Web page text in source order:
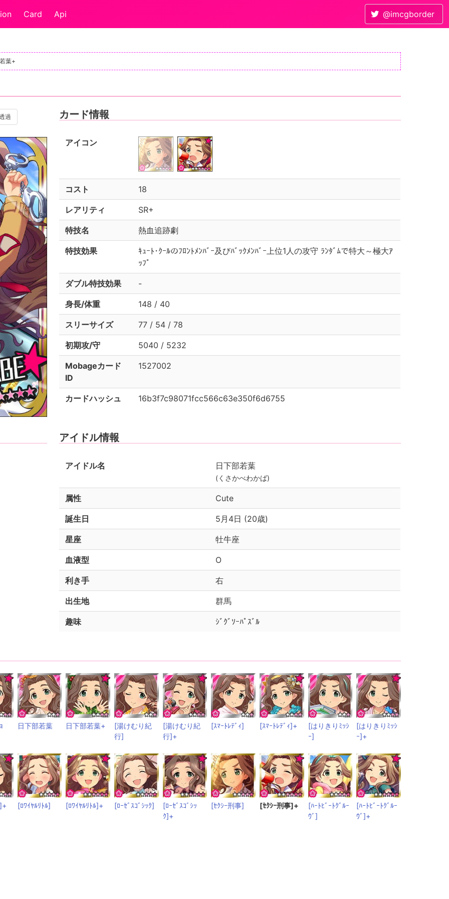
Card Api @imcgborder
葉+
過 カード情報
アイコン
コスト 18
レアリティ SR+
特技名 熱血追跡劇
特技効果
ｷｭｰﾄ･ｸｰﾙのﾌﾛﾝﾄﾒﾝﾊﾞｰ及びﾊﾞｯｸﾒﾝﾊﾞｰ上位1人の攻守 ﾗﾝﾀﾞﾑで特大～極大ｱ
ｯﾌﾟ
ダブル特技効果 -
身長/体重 148 / 40
スリーサイズ 77 / 54 / 78
初期攻/守 5040 / 5232
Mobageカード
ID
1527002
カードハッシュ 16b3f7c98071fcc566c63e350f6d6755
アイドル情報
アイドル名 日下部若葉
(くさかべわかば)
属性 Cute
誕生日 5月4日 (20歳)
星座 牡牛座
血液型 O
利き手 右
出生地 群馬
趣味 ｼﾞｸﾞｿｰﾊﾟｽﾞﾙ
日下部若葉 日下部若葉+
[湯けむり紀
行]
[湯けむり紀
行]+
[ｽﾏｰﾄﾚﾃﾞｨ] [ｽﾏｰﾄﾚﾃﾞｨ]+
[はりきりﾐｯｼ
ｰ]
[はりきりﾐｯｼ
ｰ]+
[ﾛﾜｲﾔﾙﾘﾄﾙ] [ﾛﾜｲﾔﾙﾘﾄﾙ]+ [ﾛｰｾﾞｽｺﾞｼｯｸ]
[ﾛｰｾﾞｽｺﾞｼｯ
ｸ]+
[ｾｸｼｰ刑事] [ｾｸｼｰ刑事]+
[ﾊｰﾄﾋﾞｰﾄｸﾞﾙｰ
ｳﾞ]
[ﾊｰﾄﾋﾞｰﾄｸﾞﾙｰ
ｳﾞ]+